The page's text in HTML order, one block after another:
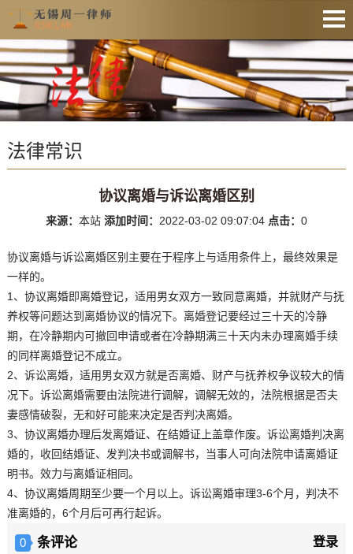
网站首页
法律资讯
业务范围
法律常识
协议离婚与诉讼离婚区别
来源： 本站 添加时间： 2022-03-02 09:07:04 点击： 0
协议离婚与诉讼离婚区别主要在于程序上与适用条件上，最终效果是
一样的。
1、协议离婚即离婚登记，适用男女双方一致同意离婚，并就财产与抚
养权等问题达到离婚协议的情况下。离婚登记要经过三十天的冷静
期，在冷静期内可撤回申请或者在冷静期满三十天内未办理离婚手续
的同样离婚登记不成立。
2、诉讼离婚，适用男女双方就是否离婚、财产与抚养权争议较大的情
况下。诉讼离婚需要由法院进行调解，调解无效的，法院根据是否夫
妻感情破裂，无和好可能来决定是否判决离婚。
3、协议离婚办理后发离婚证、在结婚证上盖章作废。诉讼离婚判决离
婚的，收回结婚证、发判决书或调解书，当事人可向法院申请离婚证
明书。效力与离婚证相同。
4、协议离婚周期至少要一个月以上。诉讼离婚审理3-6个月，判决不
准离婚的，6个月后可再行起诉。
0 条评论 登录